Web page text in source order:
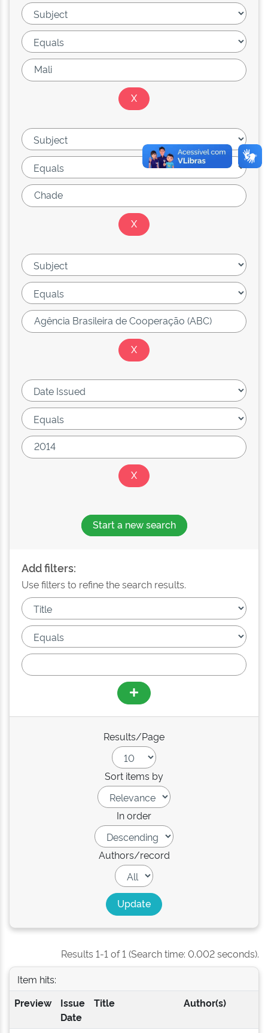
Start a new search
Add filters:
Use filters to refine the search results.
Results/Page
Sort items by
In order
Authors/record
Results 1-1 of 1 (Search time: 0.002 seconds).
Item hits:
Preview
Issue
Date
Title Author(s)